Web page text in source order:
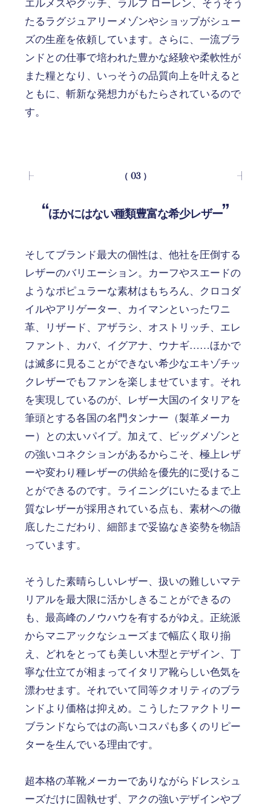
エルメスやグッチ、ラルフ ローレン、そうそう
たるラグジュアリーメゾンやショップがシュー
ズの生産を依頼しています。さらに、一流ブラ
ンドとの仕事で培われた豊かな経験や柔軟性が
また糧となり、いっそうの品質向上を叶えると
ともに、斬新な発想力がもたらされているので
す。
（ 03 ）
ほかにはない種類豊富な希少レザー
そしてブランド最大の個性は、他社を圧倒する
レザーのバリエーション。カーフやスエードの
ようなポピュラーな素材はもちろん、クロコダ
イルやアリゲーター、カイマンといったワニ
革、リザード、アザラシ、オストリッチ、エレ
ファント、カバ、イグアナ、ウナギ……ほかで
は滅多に見ることができない希少なエキゾチッ
クレザーでもファンを楽しませています。それ
を実現しているのが、レザー大国のイタリアを
筆頭とする各国の名門タンナー（製革メーカ
ー）との太いパイプ。加えて、ビッグメゾンと
の強いコネクションがあるからこそ、極上レザ
ーや変わり種レザーの供給を優先的に受けるこ
とができるのです。ライニングにいたるまで上
質なレザーが採用されている点も、素材への徹
底したこだわり、細部まで妥協なき姿勢を物語
っています。
そうした素晴らしいレザー、扱いの難しいマテ
リアルを最大限に活かしきることができるの
も、最高峰のノウハウを有するがゆえ。正統派
からマニアックなシューズまで幅広く取り揃
え、どれをとっても美しい木型とデザイン、丁
寧な仕立てが相まってイタリア靴らしい色気を
漂わせます。それでいて同等クオリティのブラ
ンドより価格は抑えめ。こうしたファクトリー
ブランドならではの高いコスパも多くのリピー
ターを生んでいる理由です。
超本格の革靴メーカーでありながらドレスシュ
ーズだけに固執せず、アクの強いデザインやブ